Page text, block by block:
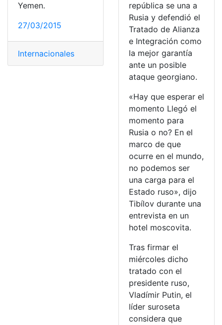
Yemen.
27/03/2015
Internacionales
república se una a
Rusia y defendió el
Tratado de Alianza
e Integración como
la mejor garantía
ante un posible
ataque georgiano.
«Hay que esperar el
momento Llegó el
momento para
Rusia o no? En el
marco de que
ocurre en el mundo,
no podemos ser
una carga para el
Estado ruso», dijo
Tibílov durante una
entrevista en un
hotel moscovita.
Tras firmar el
miércoles dicho
tratado con el
presidente ruso,
Vladímir Putin, el
líder suroseta
considera que